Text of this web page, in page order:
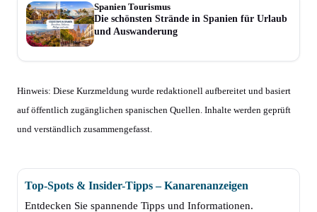
Spanien Tourismus
Die schönsten Strände in Spanien für Urlaub
und Auswanderung
Hinweis: Diese Kurzmeldung wurde redaktionell aufbereitet und basiert
auf öffentlich zugänglichen spanischen Quellen. Inhalte werden geprüft
und verständlich zusammengefasst.
Top-Spots & Insider-Tipps – Kanarenanzeigen
Entdecken Sie spannende Tipps und Informationen.